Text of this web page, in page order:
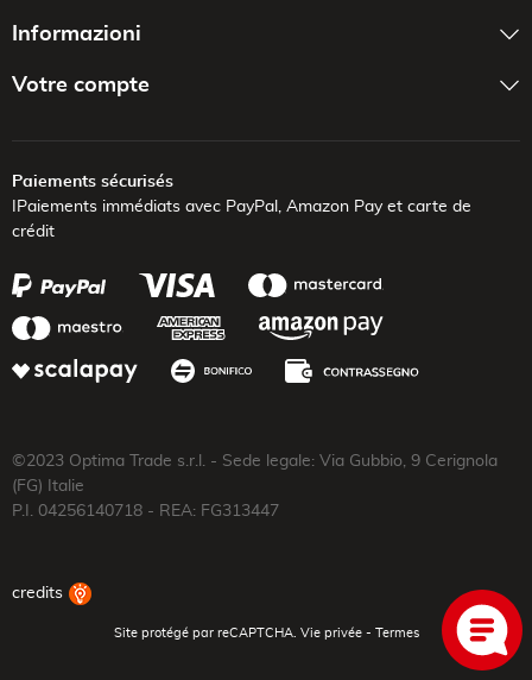
Informazioni
Votre compte
Paiements sécurisés
IPaiements immédiats avec PayPal,
Amazon Pay et carte de
crédit
©2023 Optima Trade s.r.l. - Sede legale: Via Gubbio, 9 Cerignola
(FG) Italie
P.I. 04256140718 - REA: FG313447
credits
Site protégé par reCAPTCHA. Vie privée- Termes